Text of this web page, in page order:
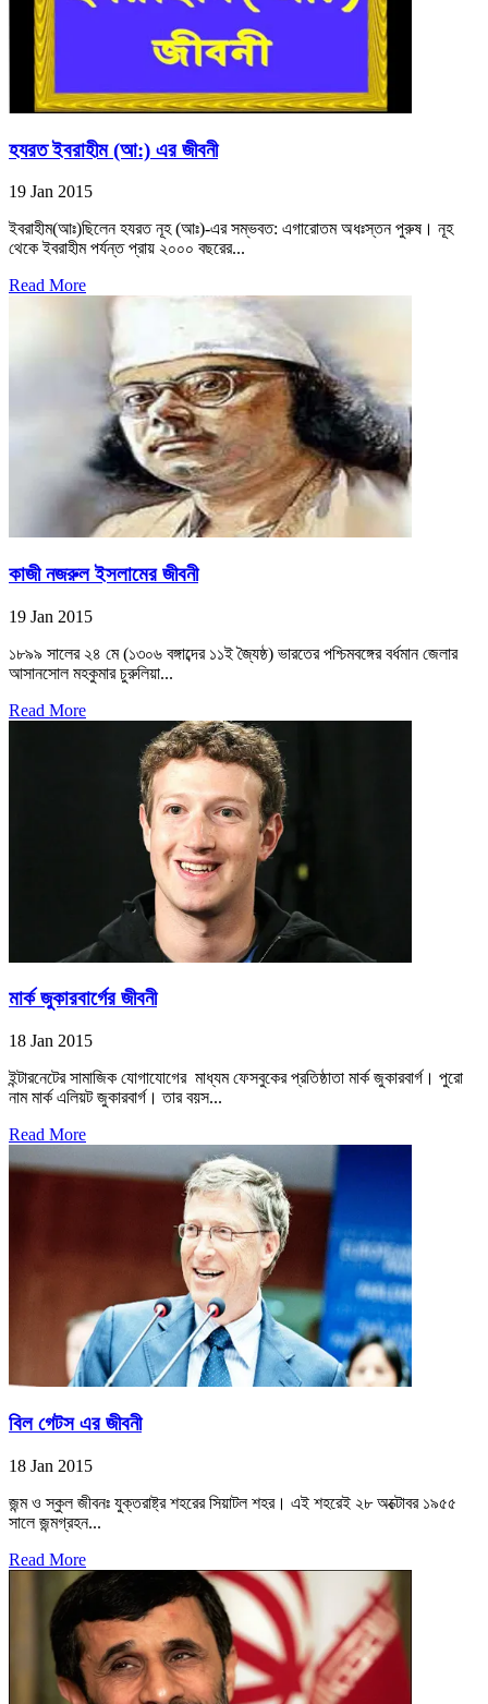
হযরত ইবরাহীম (আ:) এর জীবনী
19 Jan 2015
ইবরাহীম(আঃ)ছিলেন হযরত নূহ (আঃ)-এর সম্ভবত: এগারোতম অধঃস্তন পুরুষ। নূহ
থেকে ইবরাহীম পর্যন্ত প্রায় ২০০০ বছরের...
Read More
কাজী নজরুল ইসলামের জীবনী
19 Jan 2015
১৮৯৯ সালের ২৪ মে (১৩০৬ বঙ্গাব্দের ১১ই জ্যৈষ্ঠ) ভারতের পশ্চিমবঙ্গের বর্ধমান জেলার
আসানসোল মহকুমার চুরুলিয়া...
Read More
মার্ক জুকারবার্গের জীবনী
18 Jan 2015
ইন্টারনেটের সামাজিক যোগাযোগের মাধ্যম ফেসবুকের প্রতিষ্ঠাতা মার্ক জুকারবার্গ। পুরো
নাম মার্ক এলিয়ট জুকারবার্গ। তার বয়স...
Read More
বিল গেটস এর জীবনী
18 Jan 2015
জন্ম ও স্কুল জীবনঃ যুক্তরাষ্ট্র শহরের সিয়াটল শহর। এই শহরেই ২৮ অক্টোবর ১৯৫৫
সালে জন্মগ্রহন...
Read More